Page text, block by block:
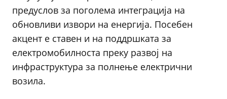
предуслов за поголема интеграција на
обновливи извори на енергија. Посебен
акцент е ставен и на поддршката за
електромобилноста преку развој на
инфраструктура за полнење електрични
возила.